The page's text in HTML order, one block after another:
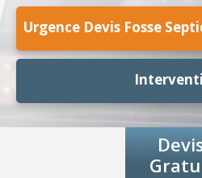
Urgence Devis Fosse